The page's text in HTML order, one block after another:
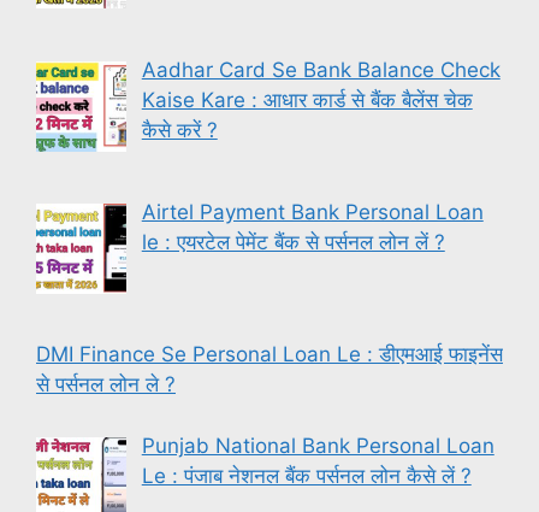
Aadhar Card Se Bank Balance Check
Kaise Kare : आधार कार्ड से बैंक बैलेंस चेक
कैसे करें ?
Airtel Payment Bank Personal Loan
le : एयरटेल पेमेंट बैंक से पर्सनल लोन लें ?
DMI Finance Se Personal Loan Le : डीएमआई फाइनेंस
से पर्सनल लोन ले ?
Punjab National Bank Personal Loan
Le : पंजाब नेशनल बैंक पर्सनल लोन कैसे लें ?